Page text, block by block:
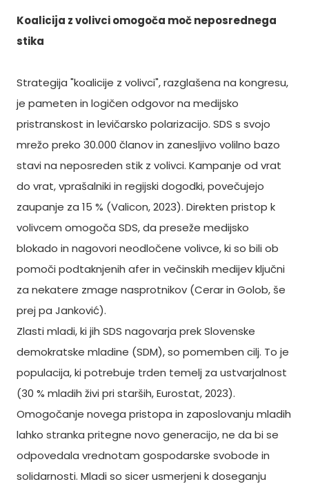
Koalicija z volivci omogoča moč neposrednega
stika
Strategija "koalicije z volivci", razglašena na kongresu,
je pameten in logičen odgovor na medijsko
pristranskost in levičarsko polarizacijo. SDS s svojo
mrežo preko 30.000 članov in zanesljivo volilno bazo
stavi na neposreden stik z volivci. Kampanje od vrat
do vrat, vprašalniki in regijski dogodki, povečujejo
zaupanje za 15 % (Valicon, 2023). Direkten pristop k
volivcem omogoča SDS, da preseže medijsko
blokado in nagovori neodločene volivce, ki so bili ob
pomoči podtaknjenih afer in večinskih medijev ključni
za nekatere zmage nasprotnikov (Cerar in Golob, še
prej pa Janković).
Zlasti mladi, ki jih SDS nagovarja prek Slovenske
demokratske mladine (SDM), so pomemben cilj. To je
populacija, ki potrebuje trden temelj za ustvarjalnost
(30 % mladih živi pri starših, Eurostat, 2023).
Omogočanje novega pristopa in zaposlovanju mladih
lahko stranka pritegne novo generacijo, ne da bi se
odpovedala vrednotam gospodarske svobode in
solidarnosti. Mladi so sicer usmerjeni k doseganju